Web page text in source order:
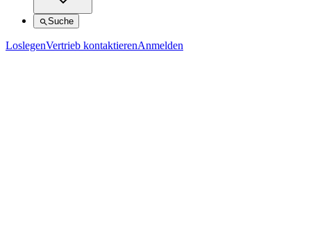
Suche
LoslegenVertrieb kontaktierenAnmelden